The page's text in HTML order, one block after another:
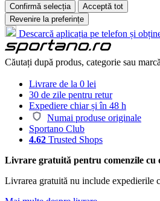
Confirmă selecția
Acceptă tot
Revenire la preferințe
Descarcă aplicația pe telefon și
Căutați după produs, categorie sau marcă
Livrare de la 0 lei
30 de zile pentru retur
Expediere chiar și în 48 h
Numai produse originale
Sportano Club
4.62 Trusted Shops
Livrare gratuită pentru comenzile cu
Livrarea gratuită nu include expedierile